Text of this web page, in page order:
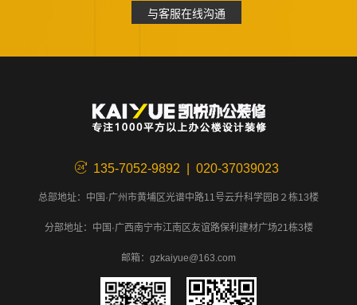
与客服在线沟通
135-7052-9892 | 020-37039023
总部地址：中国·广州市黄埔区光谱中路11号云升科学园B２栋13楼
分部地址：中国·广西南宁市江南区友谊路保利建材广场21栋3楼
邮箱：gzkaiyue@163.com